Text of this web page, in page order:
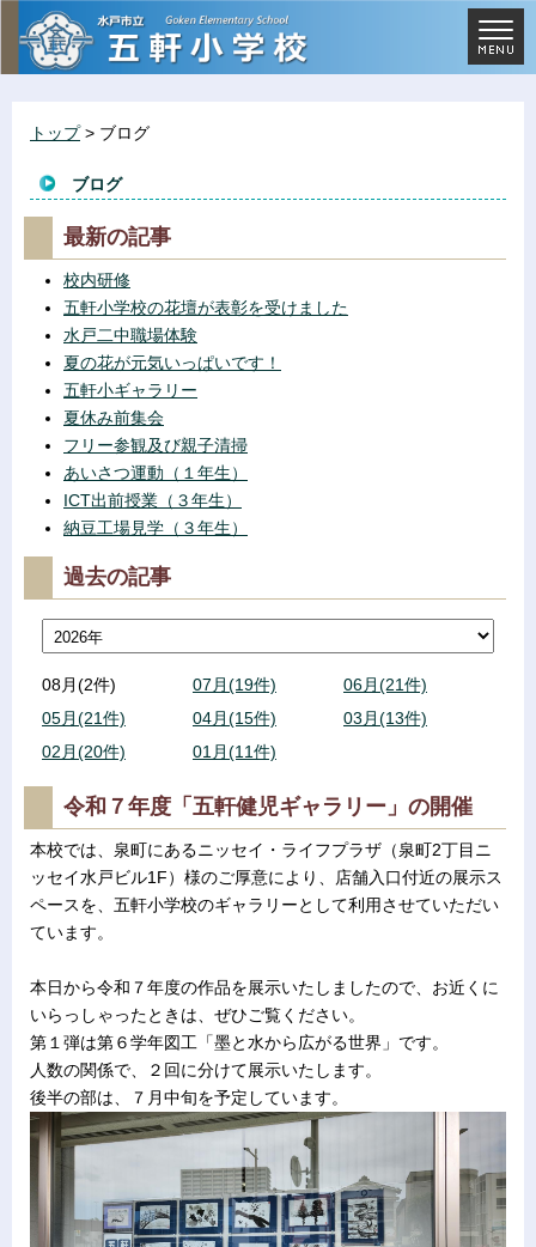
トップ> ブログ
ブログ
最新の記事
校内研修
五軒小学校の花壇が表彰を受けました
水戸二中職場体験
夏の花が元気いっぱいです！
五軒小ギャラリー
夏休み前集会
フリー参観及び親子清掃
あいさつ運動（１年生）
ICT出前授業（３年生）
納豆工場見学（３年生）
過去の記事
08月(2件) 07月(19件)
06月(21件)
05月(21件)
04月(15件)
03月(13件)
02月(20件)
01月(11件)
令和７年度「五軒健児ギャラリー」の開催
本校では、泉町にあるニッセイ・ライフプラザ（泉町2丁目ニ
ッセイ水戸ビル1F）様のご厚意により、店舗入口付近の展示ス
ペースを、五軒小学校のギャラリーとして利用させていただい
ています。
本日から令和７年度の作品を展示いたしましたので、お近くに
いらっしゃったときは、ぜひご覧ください。
第１弾は第６学年図工「墨と水から広がる世界」です。
人数の関係で、２回に分けて展示いたします。
後半の部は、７月中旬を予定しています。